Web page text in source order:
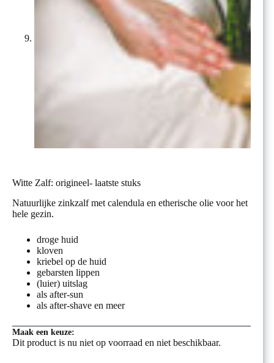
Witte Zalf: origineel- laatste stuks
Natuurlijke zinkzalf met calendula en etherische olie voor het
hele gezin.
droge huid
kloven
kriebel op de huid
gebarsten lippen
(luier) uitslag
als after-sun
als after-shave en meer
Maak een keuze:
Dit product is nu niet op voorraad en niet beschikbaar.